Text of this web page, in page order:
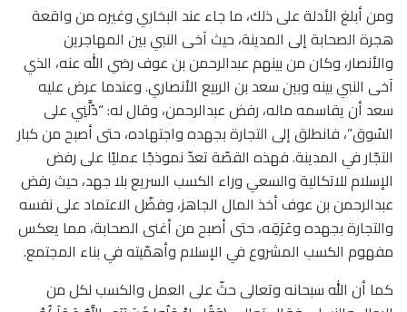
ومن أبلغ الأدلة على ذلك، ما جاء عند البخاري وغيره من واقعة
هجرة الصحابة إلى المدينة، حيث آخى النبي بين المهاجرين
والأنصار، وكان من بينهم عبدالرحمن بن عوف رضي الله عنه، الذي
آخى النبي بينه وبين سعد بن الربيع الأنصاري. وعندما عرض عليه
سعد أن يقاسمه ماله، رفض عبدالرحمن، وقال له: “دُلَّنِي على
السُوق”، فانطلق إلى التجارة بجهده واجتهاده، حتى أصبح من كبار
التجّار في المدينة. فهذه القصّة تعدّ نموذجًا عمليًا على رفض
الإسلام للاتكالية والسعي وراء الكسب السريع بلا جهد، حيث رفض
عبدالرحمن بن عوف أخذ المال الجاهز، وفضّل الاعتماد على نفسه
والتجارة بجهده وعَرَقِه، حتى أصبح من أغنى الصحابة، مما يعكس
مفهوم الكسب المشروع في الإسلام وأهمّيته في بناء المجتمع.
كما أن الله سبحانه وتعالى حثّ على العمل والكسب لكل من